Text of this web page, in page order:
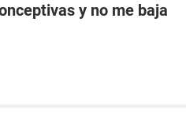
y no me baja